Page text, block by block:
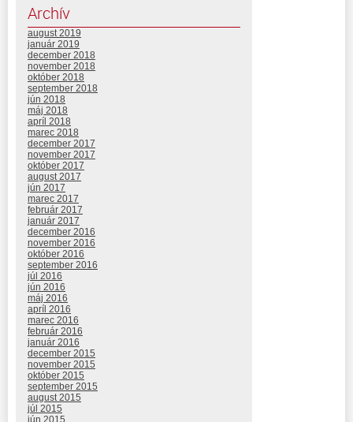
Archív
august 2019
január 2019
december 2018
november 2018
október 2018
september 2018
jún 2018
máj 2018
apríl 2018
marec 2018
december 2017
november 2017
október 2017
august 2017
jún 2017
marec 2017
február 2017
január 2017
december 2016
november 2016
október 2016
september 2016
júl 2016
jún 2016
máj 2016
apríl 2016
marec 2016
február 2016
január 2016
december 2015
november 2015
október 2015
september 2015
august 2015
júl 2015